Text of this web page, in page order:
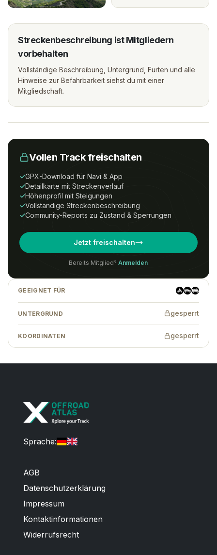
Streckenbeschreibung ist Mitgliedern
vorbehalten
Vollständige Beschreibung, Untergrund, Furten und alle
Hinweise zur Befahrbarkeit siehst du mit einer
Mitgliedschaft.
Um Zugriff auf diesen Track zu erhalten,
Access Abonnement.
Preise Anmelden Registrieren
auch ohne Abonnement auf den Track
zugreifen.
Vollen Track freischalten
✓GPX-Download für Navi & App
✓Detailkarte mit Streckenverlauf
✓Höhenprofil mit Steigungen
✓Vollständige Streckenbeschreibung
✓Community-Reports zu Zustand & Sperrungen
Jetzt freischalten
Bereits Mitglied? Anmelden
GEEIGNET FÜR
UNTERGRUND gesperrt
KOORDINATEN gesperrt
Sprache:
AGB
Datenschutzerklärung
Impressum
Kontaktinformationen
Widerrufsrecht